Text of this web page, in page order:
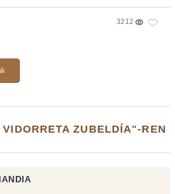
3212
ZUBELDÍA"-REN